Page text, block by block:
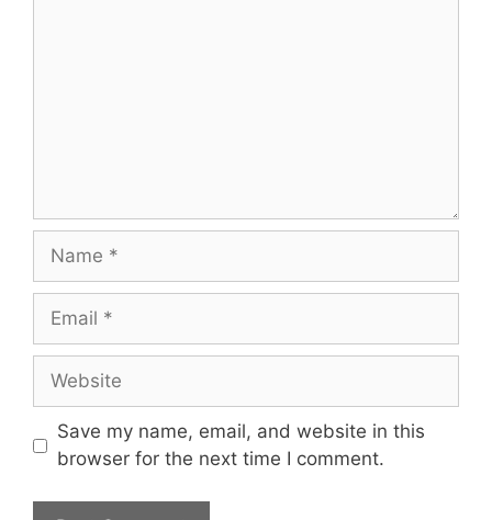
Name
Email
Website
Save my name, email, and website in this
browser for the next time I comment.